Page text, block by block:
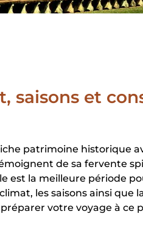
saisons et
patrimoine historique
de sa fervente
est la meilleure période
les saisons ainsi que
votre voyage à ce